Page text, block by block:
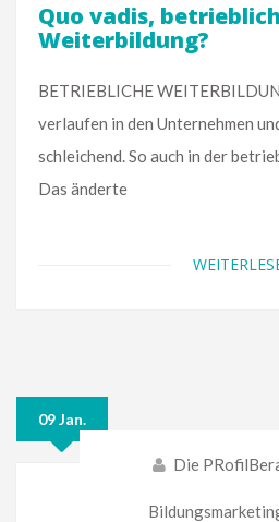
Quo vadis,
Weiterbildung?
BETRIEBLICHE
verlaufen in den Unternehmen
schleichend. So auch in der
Das änderte
09 Jan.
Die